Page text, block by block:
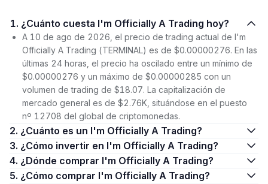
1. ¿Cuánto cuesta I'm Officially A Trading hoy?
A 10 de ago de 2026, el precio de trading actual de I'm
Officially A Trading (TERMINAL) es de $0.00000276. En las
últimas 24 horas, el precio ha oscilado entre un mínimo de
$0.00000276 y un máximo de $0.00000285 con un
volumen de trading de $18.07. La capitalización de
mercado general es de $2.76K, situándose en el puesto
nº 12708 del global de criptomonedas.
2. ¿Cuánto es un I'm Officially A Trading?
3. ¿Cómo invertir en I'm Officially A Trading?
4. ¿Dónde comprar I'm Officially A Trading?
5. ¿Cómo comprar I'm Officially A Trading?